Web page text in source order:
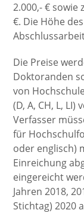
2.000,- € sowie
€. Die Höhe
Die Preise
Doktoranden
von
(D, A, CH, L,
Verfasser
für
oder englisch)
Einreichung
eingereicht
Jahren 2018,
Stichtag) 2020